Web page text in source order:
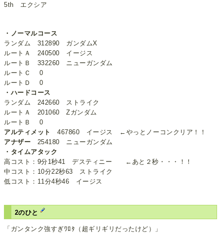
5th エクシア
・ノーマルコース
ランダム 312890 ガンダムX
ルートＡ 240500 イージス
ルートＢ 332260 ニューガンダム
ルートＣ 0
ルートＤ 0
・ハードコース
ランダム 242660 ストライク
ルートＡ 201060 Zガンダム
ルートＢ 0
アルティメット
467860 イージス ←やっとノーコンクリア！！
アナザー 254180 ニューガンダム
・タイムアタック
高コスト：9分1秒41 デスティニー ←あと２秒・・・！！
中コスト：10分22秒63 ストライク
低コスト：11分4秒46 イージス
2のひと
「ガンタンク強すぎﾜﾛﾀ（超ギリギリだったけど）」